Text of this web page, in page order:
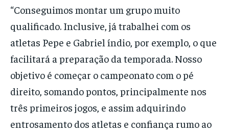
“Conseguimos montar um grupo muito
qualificado. Inclusive, já trabalhei com os
atletas Pepe e Gabriel índio, por exemplo, o que
facilitará a preparação da temporada. Nosso
objetivo é começar o campeonato com o pé
direito, somando pontos, principalmente nos
três primeiros jogos, e assim adquirindo
entrosamento dos atletas e confiança rumo ao